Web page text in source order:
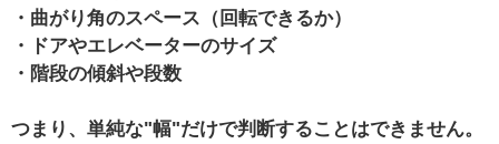
・曲がり角のスペース（回転できるか）
・ドアやエレベーターのサイズ
・階段の傾斜や段数
つまり、 単純な"幅"だけで判断することはできません。